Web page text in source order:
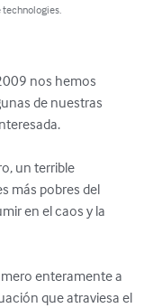
technologies.
nos hemos
de nuestras
un terrible
más pobres del
en el caos y la
enteramente a
que atraviesa el